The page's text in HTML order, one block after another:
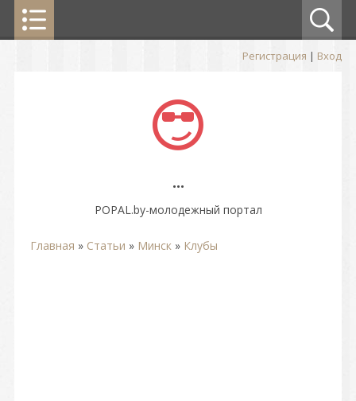
Регистрация | Вход
...
POPAL.by-молодежный портал
Главная » Статьи » Минск » Клубы